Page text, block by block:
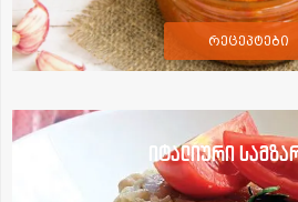
რეცეპტები
იტალიური